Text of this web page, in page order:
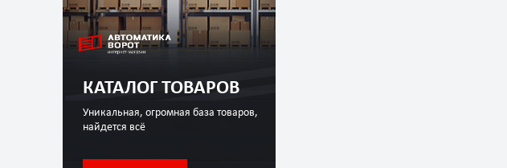
КАТАЛОГ ТОВАРОВ
Уникальная, огромная база товаров,
найдется всё